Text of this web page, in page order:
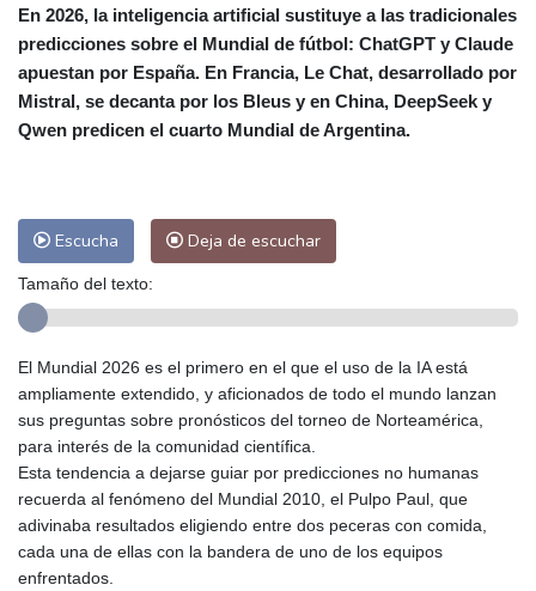
En 2026, la inteligencia artificial sustituye a las tradicionales
predicciones sobre el Mundial de fútbol: ChatGPT y Claude
apuestan por España. En Francia, Le Chat, desarrollado por
Mistral, se decanta por los Bleus y en China, DeepSeek y
Qwen predicen el cuarto Mundial de Argentina.
Escucha Deja de escuchar
Tamaño del texto:
El Mundial 2026 es el primero en el que el uso de la IA está
ampliamente extendido, y aficionados de todo el mundo lanzan
sus preguntas sobre pronósticos del torneo de Norteamérica,
para interés de la comunidad científica.
Esta tendencia a dejarse guiar por predicciones no humanas
recuerda al fenómeno del Mundial 2010, el Pulpo Paul, que
adivinaba resultados eligiendo entre dos peceras con comida,
cada una de ellas con la bandera de uno de los equipos
enfrentados.